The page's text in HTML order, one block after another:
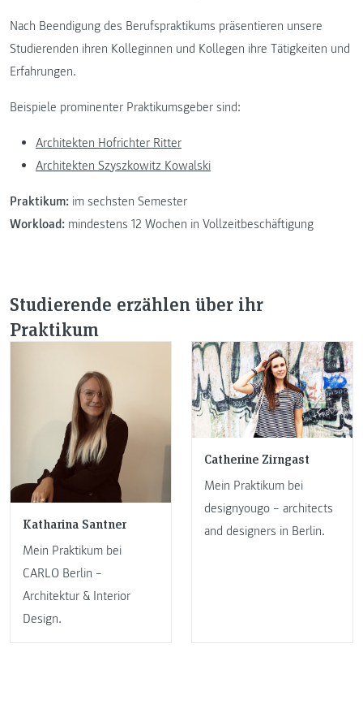
Nach Beendigung des Berufspraktikums präsentieren unsere
Studierenden ihren Kolleginnen und Kollegen ihre Tätigkeiten und
Erfahrungen.
Beispiele prominenter Praktikumsgeber sind:
Architekten Hofrichter Ritter
Architekten Szyszkowitz Kowalski
Praktikum: im sechsten Semester
Workload: mindestens 12 Wochen in Vollzeitbeschäftigung
Studierende erzählen über ihr
Praktikum
Katharina Santner
Mein Praktikum bei
CARLO Berlin –
Architektur & Interior
Design.
Catherine Zirngast
Mein Praktikum bei
designyougo – architects
and designers in Berlin.